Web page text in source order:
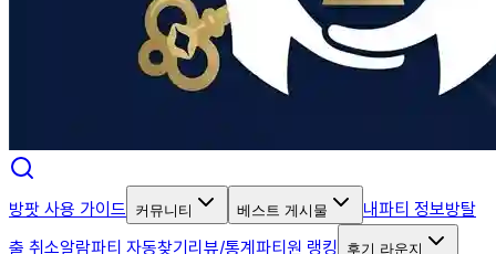
방팟 사용 가이드 커뮤니티 베스트 게시물 내파티 정보방탈
출 취소알람파티 자동찾기리뷰/통계파티원 랭킹 후기 라운지